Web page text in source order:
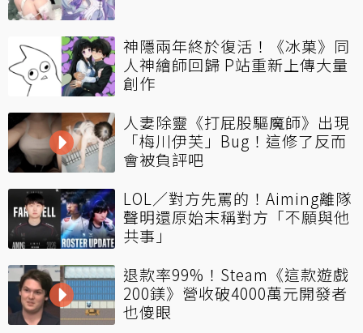
神隱兩年終於復活！《冰菓》同
人神繪師回歸 P站重新上傳大量
創作
人妻除靈《打屁股驅魔師》出現
「梅川伊芙」Bug！這修了反而
會被負評吧
LOL／對方先罵的！Aiming離隊
聲明還原始末稱對方「不願與他
共事」
退款率99%！Steam《這款遊戲
200鎂》營收破4000萬元開發者
也傻眼